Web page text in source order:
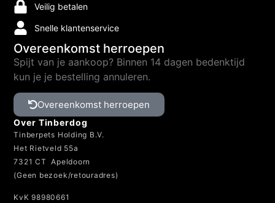
Veilig betalen
Snelle klantenservice
Overeenkomst herroepen
Spijt van je aankoop? Binnen 14 dagen bedenktijd
kun je je bestelling annuleren.
Overeenkomst herroepen
Over Tinberdog
Tinberpets Holding B.V.
Het Rietveld 55a
7321 CT Apeldoorn
(Geen bezoek/retouradres)
KvK 98980661